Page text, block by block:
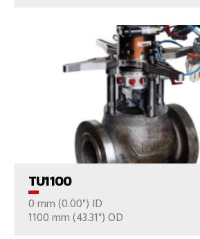
TU1100
0 mm (0.00") ID
1100 mm (43.31") OD
VER EL PRODUCTO